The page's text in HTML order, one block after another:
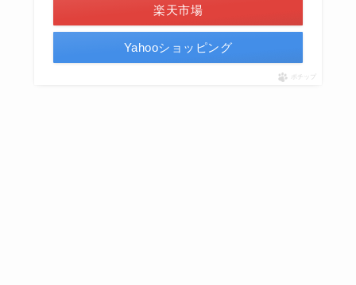
楽天市場
Yahooショッピング
ポチップ